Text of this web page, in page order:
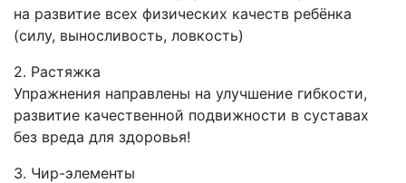
на развитие всех физических качеств ребёнка
(силу, выносливость, ловкость)
2. Растяжка
Упражнения направлены на улучшение гибкости,
развитие качественной подвижности в суставах
без вреда для здоровья!
3. Чир-элементы